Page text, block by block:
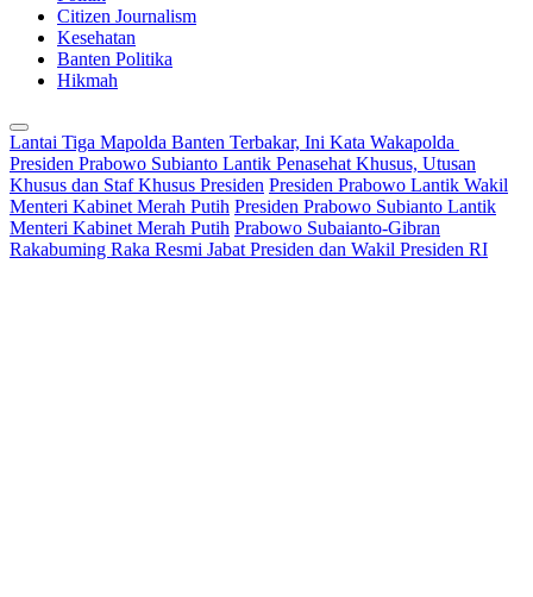
Citizen Journalism
Kesehatan
Banten Politika
Hikmah
Lantai Tiga Mapolda Banten Terbakar, Ini Kata Wakapolda
Presiden Prabowo Subianto Lantik Penasehat Khusus, Utusan
Khusus dan Staf Khusus Presiden Presiden Prabowo Lantik Wakil
Menteri Kabinet Merah Putih Presiden Prabowo Subianto Lantik
Menteri Kabinet Merah Putih Prabowo Subaianto-Gibran
Rakabuming Raka Resmi Jabat Presiden dan Wakil Presiden RI